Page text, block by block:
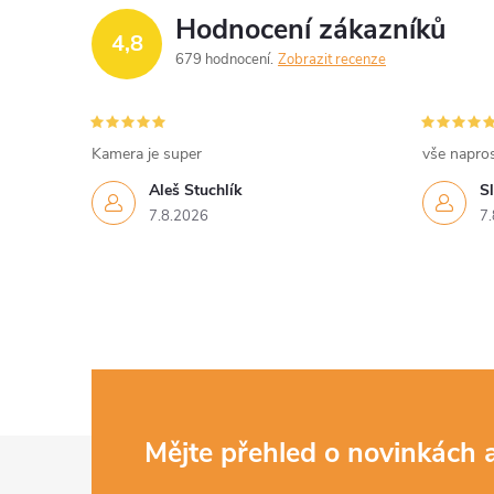
4,8 Hodnocení zákazníků
679 hodnocení Zobrazit recenze
Aleš Stuchlík
7.8.2026
Kamera je super
vše
Mějte přehled o novinkách